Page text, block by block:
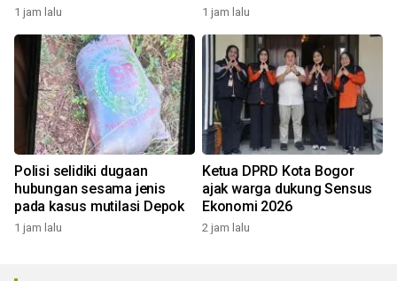
1 jam lalu 1 jam lalu
Polisi selidiki dugaan
hubungan sesama jenis
pada kasus mutilasi Depok
1 jam lalu
Ketua DPRD Kota Bogor
ajak warga dukung Sensus
Ekonomi 2026
2 jam lalu